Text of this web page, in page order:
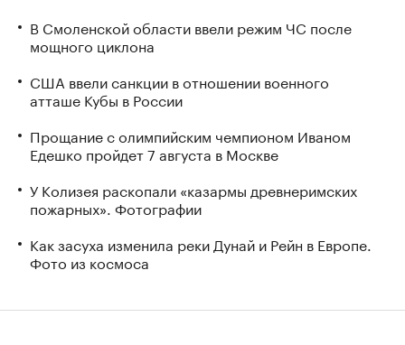
В Смоленской области ввели режим ЧС после
мощного циклона
США ввели санкции в отношении военного
атташе Кубы в России
Прощание с олимпийским чемпионом Иваном
Едешко пройдет 7 августа в Москве
У Колизея раскопали «казармы древнеримских
пожарных». Фотографии
Как засуха изменила реки Дунай и Рейн в Европе.
Фото из космоса